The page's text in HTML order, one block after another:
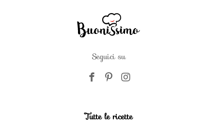
Seguici su
Tutte le ricette